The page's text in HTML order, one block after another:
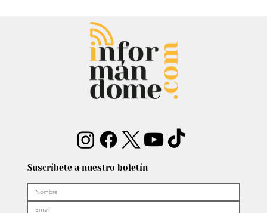
Mauricio Lizcano apuesta por la
ciencia: Anuncia a investigador del
Atlántico como fórmula
vicepresidencial
Suscríbete a nuestro boletín